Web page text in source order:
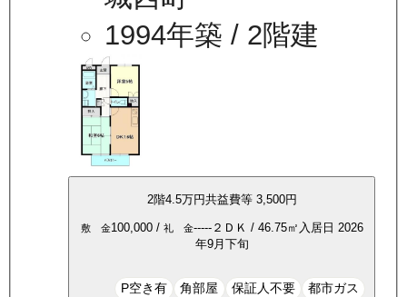
1994年築 / 2階建
2階4.5万円共益費等 3,500円
敷 金100,000/ 礼 金-----２ＤＫ / 46.75㎡ 入居日 2026
年9月下旬
P空き有 角部屋 保証人不要 都市ガス